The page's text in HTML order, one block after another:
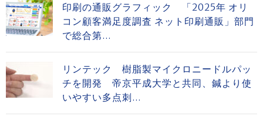
印刷の通販グラフィック 「2025年 オリ
コン顧客満足度調査 ネット印刷通販」部門
で総合第...
リンテック 樹脂製マイクロニードルパッ
チを開発 帝京平成大学と共同、鍼より使
いやすい多点刺...